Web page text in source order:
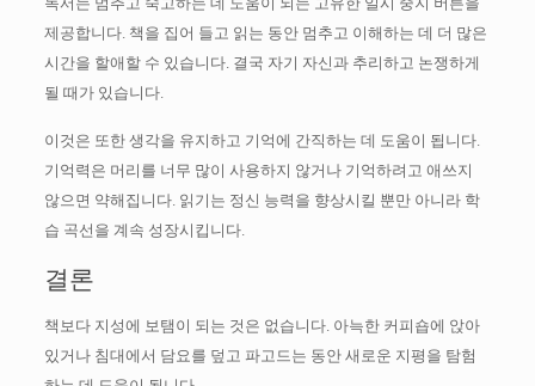
제공합니다. 책을 집어 들고 읽는 동안 멈추고 이해하는 데 더 많은
시간을 할애할 수 있습니다. 결국 자기 자신과 추리하고 논쟁하게
될 때가 있습니다.
이것은 또한 생각을 유지하고 기억에 간직하는 데 도움이 됩니다.
기억력은 머리를 너무 많이 사용하지 않거나 기억하려고 애쓰지
않으면 약해집니다. 읽기는 정신 능력을 향상시킬 뿐만 아니라 학
습 곡선을 계속 성장시킵니다.
결론
책보다 지성에 보탬이 되는 것은 없습니다. 아늑한 커피숍에 앉아
있거나 침대에서 담요를 덮고 파고드는 동안 새로운 지평을 탐험